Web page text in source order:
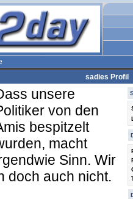
sadies Profil
unsere
von den
bespitzelt
macht
Sinn. Wir
doch auch nicht.